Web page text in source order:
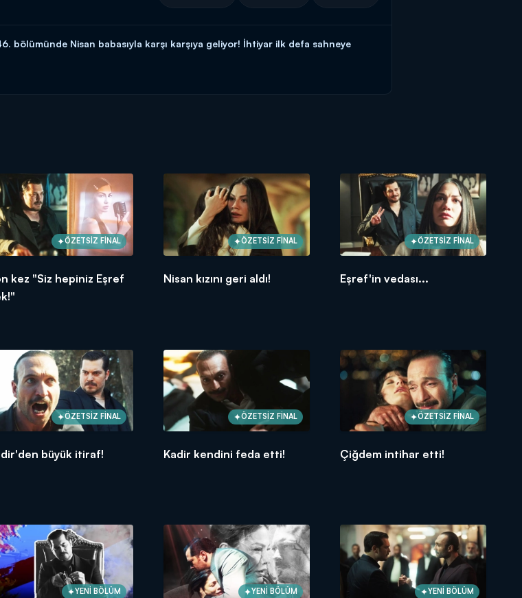
bölümünde Nisan babasıyla karşı karşıya geliyor! İhtiyar ilk defa sahneye
ÖZETSİZ FİNAL
kez "Siz hepiniz Eşref
ÖZETSİZ FİNAL
Nisan kızını geri aldı!
ÖZETSİZ FİNAL
Eşref'in vedası...
ÖZETSİZ FİNAL
büyük itiraf!
ÖZETSİZ FİNAL
Kadir kendini feda etti!
ÖZETSİZ FİNAL
Çiğdem intihar etti!
YENİ BÖLÜM YENİ BÖLÜM YENİ BÖLÜM